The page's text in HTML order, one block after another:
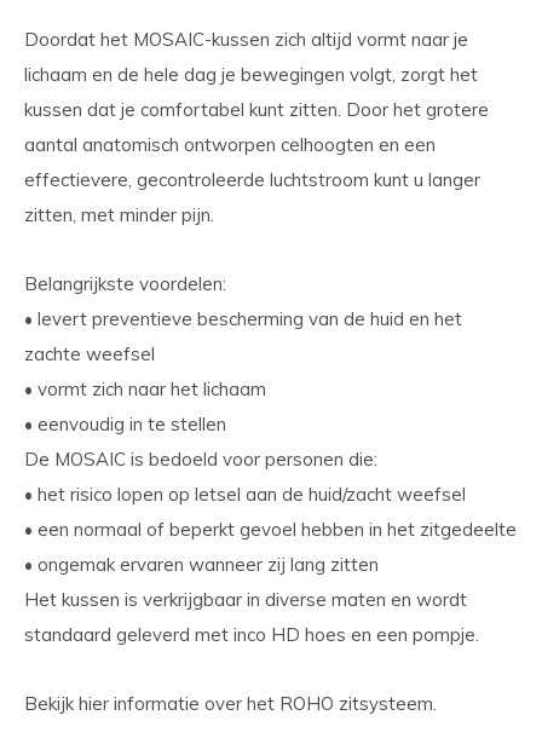
Doordat het MOSAIC-kussen zich altijd vormt naar je
lichaam en de hele dag je bewegingen volgt, zorgt het
kussen dat je comfortabel kunt zitten. Door het grotere
aantal anatomisch ontworpen celhoogten en een
effectievere, gecontroleerde luchtstroom kunt u langer
zitten, met minder pijn.
Belangrijkste voordelen:
• levert preventieve bescherming van de huid en het
zachte weefsel
• vormt zich naar het lichaam
• eenvoudig in te stellen
De MOSAIC is bedoeld voor personen die:
• het risico lopen op letsel aan de huid/zacht weefsel
• een normaal of beperkt gevoel hebben in het zitgedeelte
• ongemak ervaren wanneer zij lang zitten
Het kussen is verkrijgbaar in diverse maten en wordt
standaard geleverd met inco HD hoes en een pompje.
Bekijk hier informatie over het ROHO zitsysteem.